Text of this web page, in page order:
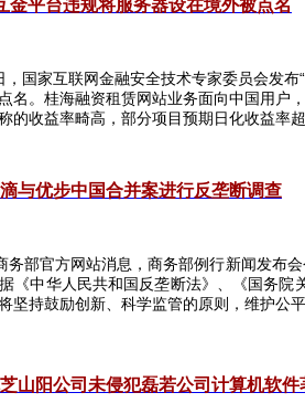
金平台违规将服务器设在境外被点名
，国家互联网金融安全技术专家委员会发
名。桂海融资租赁网站业务面向中国用户
的收益率畸高，部分项目预期日化收益率超
与优步中国合并案进行反垄断调查
务部官方网站消息，商务部例行新闻发布
《中华人民共和国反垄断法》、《国务
坚持鼓励创新、科学监管的原则，维护公
山阳公司未侵犯磊若公司计算机软件